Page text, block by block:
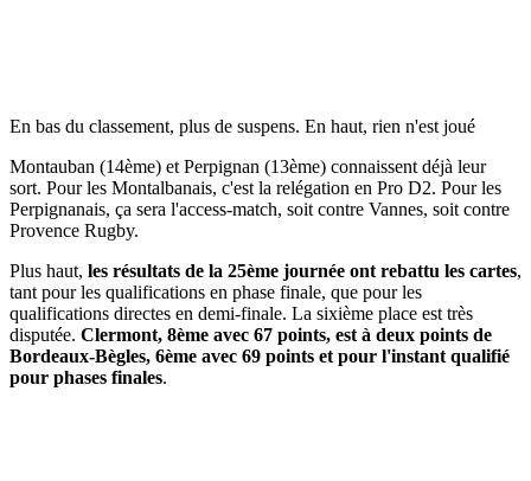
En bas du classement, plus de suspens. En haut, rien n'est joué
Montauban (14ème) et Perpignan (13ème) connaissent déjà leur
sort. Pour les Montalbanais, c'est la relégation en Pro D2. Pour les
Perpignanais, ça sera l'access-match, soit contre Vannes, soit contre
Provence Rugby.
Plus haut, les résultats de la 25ème journée ont rebattu les cartes,
tant pour les qualifications en phase finale, que pour les
qualifications directes en demi-finale. La sixième place est très
disputée. Clermont, 8ème avec 67 points, est à deux points de
Bordeaux-Bègles, 6ème avec 69 points et pour l'instant qualifié
pour phases finales.